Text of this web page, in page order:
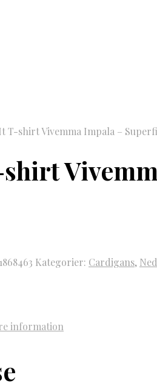
T-shirt Vivemma Impala –
Kategorier: Cardigans,
information